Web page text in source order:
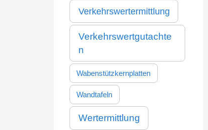
Verkehrswertermittlung
Verkehrswertgutachte
n
Wabenstützkernplatten
Wandtafeln
Wertermittlung